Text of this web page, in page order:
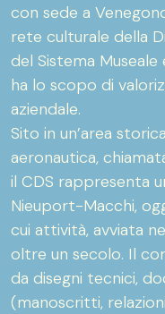
con sede a
rete culturale della
del Sistema
ha lo scopo di
aziendale.
Sito in un’area
aeronautica,
il CDS rappresenta
Nieuport-Macchi,
cui attività, avviata
oltre un secolo. Il
da disegni tecnici,
(manoscritti,